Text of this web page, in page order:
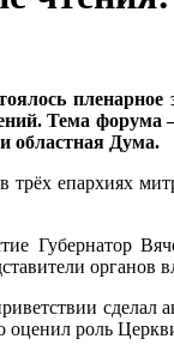
Тема
областная Дума.
трёх епархиях
Губернатор
органов
роль